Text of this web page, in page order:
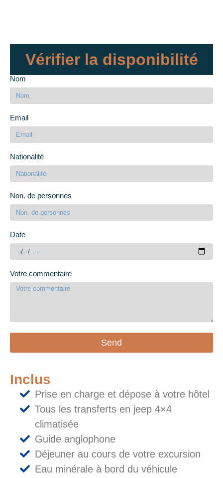
Vérifier la disponibilité
Nom
Email
Nationalité
Non. de personnes
Date
Votre commentaire
Send
Inclus
Prise en charge et dépose à votre hôtel
Tous les transferts en jeep 4×4
climatisée
Guide anglophone
Déjeuner au cours de votre excursion
Eau minérale à bord du véhicule